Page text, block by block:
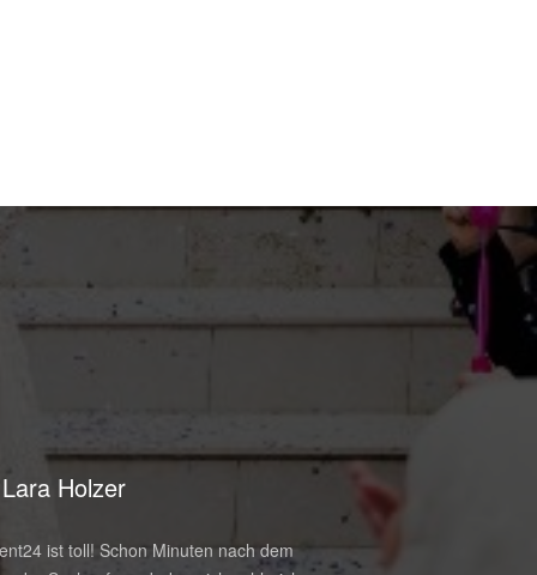
Lara Holzer
ist toll! Schon Minuten nach dem
Wow. Exakt wie es auf